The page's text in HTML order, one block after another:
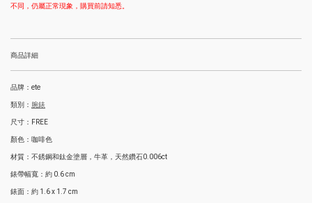
不同，仍屬正常現象，購買前請知悉。
商品詳細
品牌：ete
類別： 腕錶
尺寸：FREE
顏色：咖啡色
材質：不銹鋼和鈦金塗層，牛革，天然鑽石0.006ct
錶帶幅寬：約 0.6 cm
錶面：約 1.6 x 1.7 cm